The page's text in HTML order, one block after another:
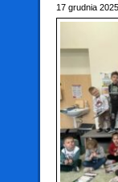
17 grudnia